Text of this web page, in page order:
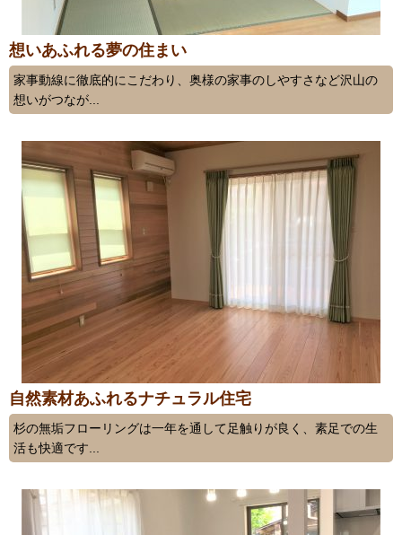
想いあふれる夢の住まい
家事動線に徹底的にこだわり、奥様の家事のしやすさなど沢山の
想いがつなが...
自然素材あふれるナチュラル住宅
杉の無垢フローリングは一年を通して足触りが良く、素足での生
活も快適です...